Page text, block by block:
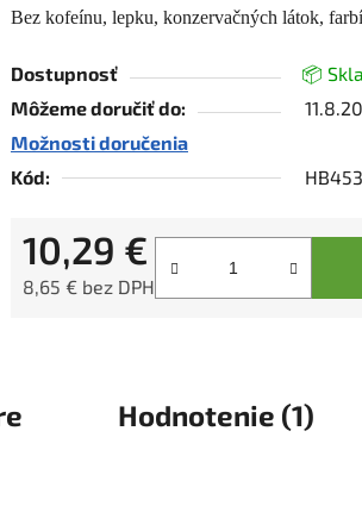
z
hviezdičiek.
Bez kofeínu, lepku, konzervačných látok,
Dostupnosť
📦
Môžeme doručiť do:
Možnosti doručenia
Kód:
10,29 €
8,65 € bez DPH
Hodnotenie (1)